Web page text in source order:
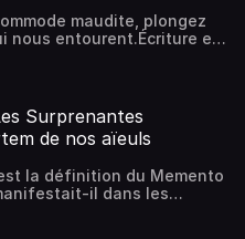
par
politique-de-
maudite, plongez
nous entourent.Écriture et
par Jonathan
ArtlistAdditional music ©
Visitez
pour plus
Surprenantes
de nos aïeuls
la définition du Memento
il dans les
mortem aux bijoux faits
ou encore les catacombes